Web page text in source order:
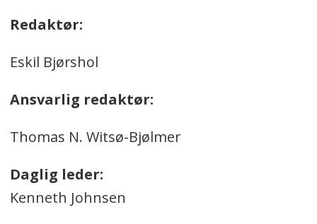
Redaktør:
Eskil Bjørshol
Ansvarlig redaktør:
Thomas N. Witsø-Bjølmer
Daglig leder:
Kenneth Johnsen